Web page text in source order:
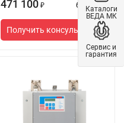
471 100 ₽ без НДС
Получить консультацию
Каталоги
ВЕДА МК
Сервис и
гарантия